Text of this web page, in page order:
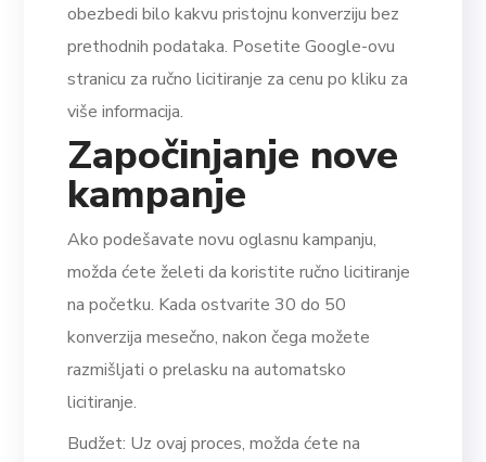
obezbedi bilo kakvu pristojnu konverziju bez
prethodnih podataka. Posetite Google-ovu
stranicu za ručno licitiranje za cenu po kliku za
više informacija.
Započinjanje nove
kampanje
Ako podešavate novu oglasnu kampanju,
možda ćete želeti da koristite ručno licitiranje
na početku. Kada ostvarite 30 do 50
konverzija mesečno, nakon čega možete
razmišljati o prelasku na automatsko
licitiranje.
Budžet: Uz ovaj proces, možda ćete na